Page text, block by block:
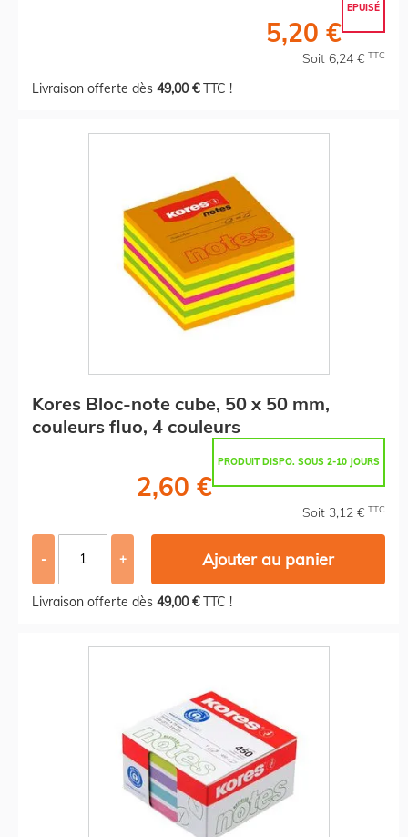
EPUISÉ
5,20 €
Soit 6,24 € TTC
Livraison offerte dès 49,00 €TTC !
Kores Bloc-note cube, 50 x 50 mm,
couleurs fluo, 4 couleurs
PRODUIT DISPO. SOUS 2-10 JOURS
2,60 €
Soit 3,12 € TTC
- + Ajouter au panier
Livraison offerte dès 49,00 €TTC !